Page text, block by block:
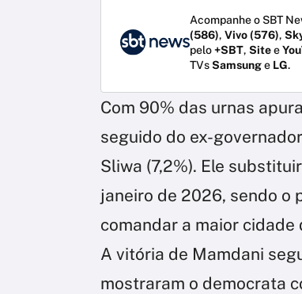
Acompanhe o SBT
(586), Vivo (576),
pelo+SBT, Sitee
TVsSamsunge LG.
Com 90% das urnas
seguido do ex-
Sliwa (7,2%). Ele
janeiro de 2026, sendo o
comandar a maior cidade
A vitória de Mamdani
mostraram o democrata